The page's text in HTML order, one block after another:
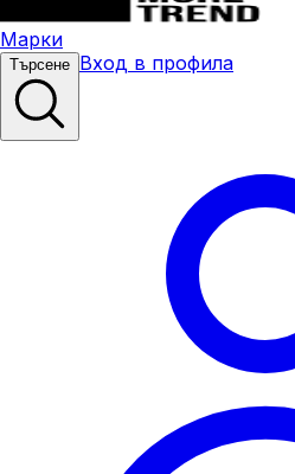
Марки
Търсене Вход в профила